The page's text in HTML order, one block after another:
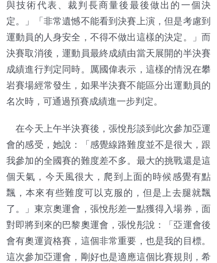
與技術代表、裁判長商量後最後做出的一個決
定。」「非常遺憾不能看到決賽上演，但是考慮到
運動員的人身安全，不得不做出這樣的決定。」而
決賽取消後，運動員最終成績由當天展開的半決賽
成績進行判定同時。厲國偉表示，這樣的情況在攀
岩賽場經常發生，如果半決賽不能區分出運動員的
名次時，可通過預賽成績進一步判定。
在今天上午半決賽後，張悅彤談到此次參加亞運
會的感受，她說：「感覺線路難度並不是很大，跟
我參加的全國賽的難度差不多。最大的挑戰還是這
個天氣，今天風很大，爬到上面的時候感覺有點
飄，本來有些難度可以克服的，但是上去腿就飄
了。」東京奧運會，張悅彤差一點獲得入場券，面
對即將到來的巴黎奧運會，張悅彤說：「亞運會後
會有奧運資格賽，這個非常重要，也是我的目標。
這次參加亞運會，剛好也是適應這個比賽規則，希